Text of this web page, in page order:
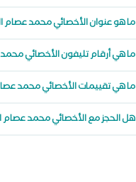
ما هو عنوان الأخصائي محمد عصام
ما هي أرقام تليفون الأخصائي
ما هي تقييمات الأخصائي محمد
هل الحجز مع الأخصائي محمد عصام